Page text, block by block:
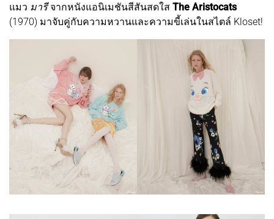
แมว มารีจากหนังแอนิเมชันสีสันสดใส The Aristocats
(1970) มาจับคู่กับความหวานและความขี้เล่นในสไตล์ Kloset!